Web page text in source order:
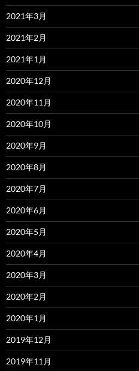
2021年3月
2021年2月
2021年1月
2020年12月
2020年11月
2020年10月
2020年9月
2020年8月
2020年7月
2020年6月
2020年5月
2020年4月
2020年3月
2020年2月
2020年1月
2019年12月
2019年11月